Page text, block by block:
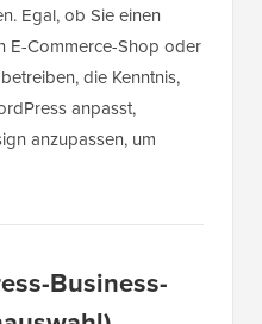
Egal, ob Sie einen
E-Commerce-Shop oder
die Kenntnis,
anpasst,
anzupassen, um
Business-